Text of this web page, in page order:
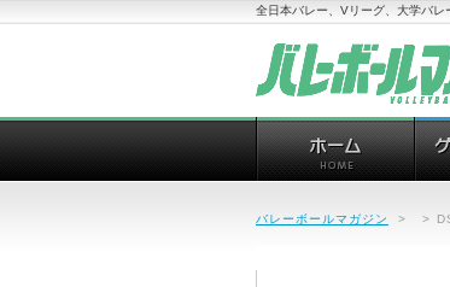
全日本バレー、Vリーグ、大学バ
バレーボールマガジン > >